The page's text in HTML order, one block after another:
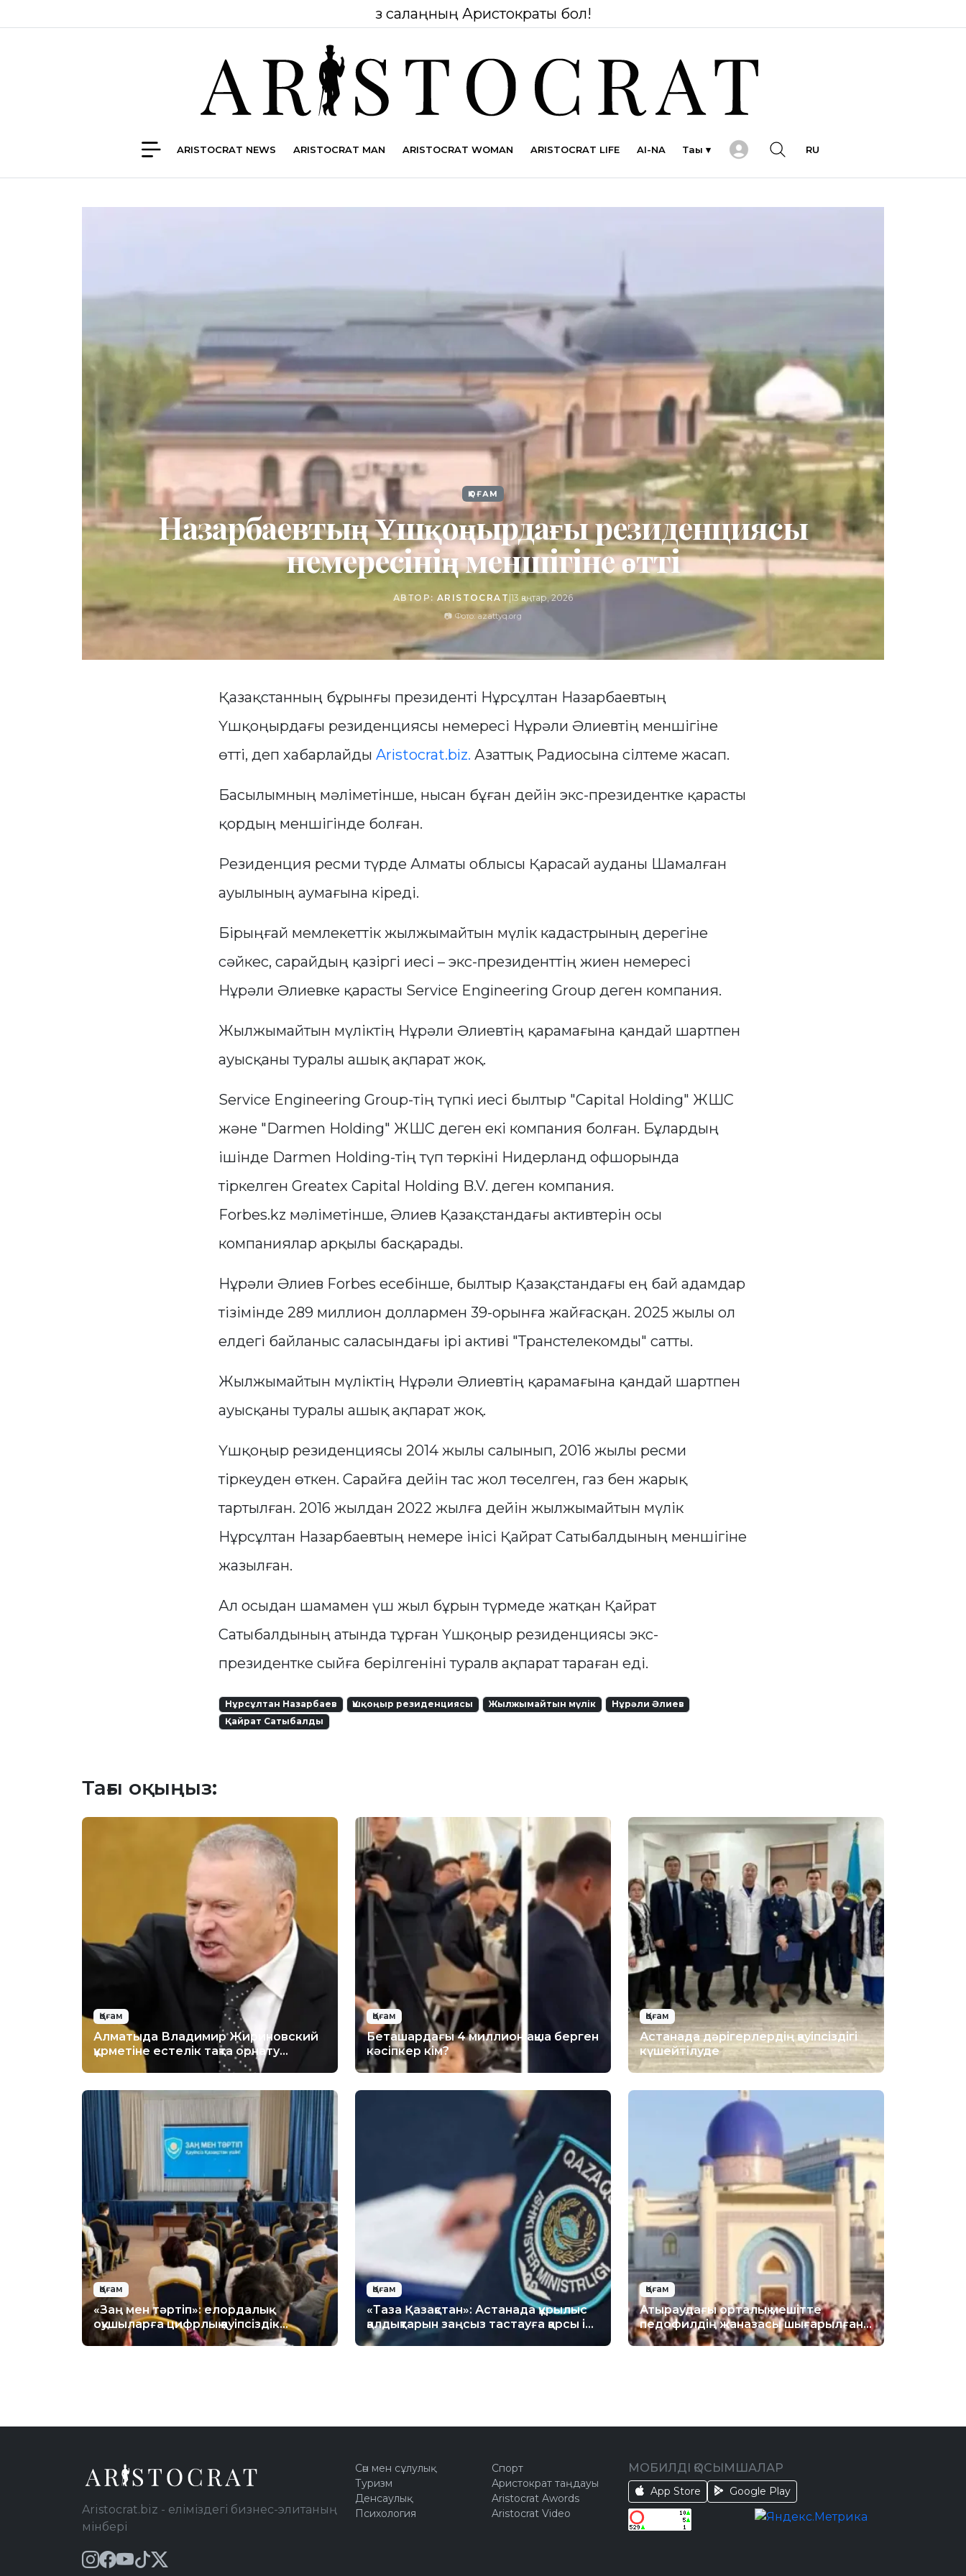
Өз салаңның Аристократы бол!
ARISTOCRAT NEWS ARISTOCRAT MAN ARISTOCRAT WOMAN ARISTOCRAT LIFE AI-NA Тағы ▾ RU
ҚОҒАМ
Назарбаевтың Үшқоңырдағы резиденциясы
немересінің меншігіне өтті
АВТОР: ARISTOCRAT |13 қаңтар, 2026
📷 Фото: azattyq.org
Қазақстанның бұрынғы президенті Нұрсұлтан Назарбаевтың
Үшқоңырдағы резиденциясы немересі Нұрәли Әлиевтің меншігіне
өтті, деп хабарлайды Aristocrat.biz. Азаттық Радиосына сілтеме жасап.
Басылымның мәліметінше, нысан бұған дейін экс-президентке қарасты
қордың меншігінде болған.
Резиденция ресми түрде Алматы облысы Қарасай ауданы Шамалған
ауылының аумағына кіреді.
Бірыңғай мемлекеттік жылжымайтын мүлік кадастрының дерегіне
сәйкес, сарайдың қазіргі иесі – экс-президенттің жиен немересі
Нұрәли Әлиевке қарасты Service Engineering Group деген компания.
Жылжымайтын мүліктің Нұрәли Әлиевтің қарамағына қандай шартпен
ауысқаны туралы ашық ақпарат жоқ.
Service Engineering Group-тің түпкі иесі былтыр "Capital Holding" ЖШС
және "Darmen Holding" ЖШС деген екі компания болған. Бұлардың
ішінде Darmen Holding-тің түп төркіні Нидерланд офшорында
тіркелген Greatex Capital Holding B.V. деген компания.
Forbes.kz мәліметінше, Әлиев Қазақстандағы активтерін осы
компаниялар арқылы басқарады.
Нұрәли Әлиев Forbes есебінше, былтыр Қазақстандағы ең бай адамдар
тізімінде 289 миллион доллармен 39-орынға жайғасқан. 2025 жылы ол
елдегі байланыс саласындағы ірі активі "Транстелекомды" сатты.
Жылжымайтын мүліктің Нұрәли Әлиевтің қарамағына қандай шартпен
ауысқаны туралы ашық ақпарат жоқ.
Үшқоңыр резиденциясы 2014 жылы салынып, 2016 жылы ресми
тіркеуден өткен. Сарайға дейін тас жол төселген, газ бен жарық
тартылған. 2016 жылдан 2022 жылға дейін жылжымайтын мүлік
Нұрсұлтан Назарбаевтың немере інісі Қайрат Сатыбалдының меншігіне
жазылған.
Ал осыдан шамамен үш жыл бұрын түрмеде жатқан Қайрат
Сатыбалдының атында тұрған Үшқоңыр резиденциясы экс-
президентке сыйға берілгеніні туралв ақпарат тараған еді.
Нұрсұлтан Назарбаев Үшқоңыр резиденциясы Жылжымайтын мүлік
Нұрәли Әлиев
Қайрат Сатыбалды
Тағы оқыңыз:
Қоғам
Алматыда Владимир Жириновский
құрметіне естелік тақта орнату
ұсынылды
Қоғам
Беташардағы 4 миллион ақша берген
кәсіпкер кім?
Қоғам
Астанада дәрігерлердің қауіпсіздігі
күшейтілуде
Қоғам
«Заң мен тәртіп»: елордалық
оқушыларға цифрлық қауіпсіздік
бойынша лекция өтті
Қоғам
«Таза Қазақстан»: Астанада құрылыс
қалдықтарын заңсыз тастауға қарсы іс-
шара өткізілді
Қоғам
Атыраудағы орталық мешітте
педофилдің жаназасы шығарылған:
Діни басқарма ресми жауап берді
Aristocrat.biz - еліміздегі бизнес-элитаның
мінбері
Сән мен сұлулық
Туризм
Денсаулық
Психология
Спорт
Аристократ таңдауы
Aristocrat Awords
Aristocrat Video
МОБИЛДІ ҚОСЫМШАЛАР
App Store Google Play